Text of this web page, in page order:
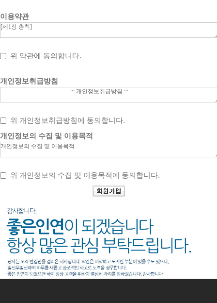
이용약관
위 약관에 동의합니다.
개인정보취급방침
위 개인정보취급방침에 동의합니다.
개인정보의 수집 및 이용목적
위 개인정보의 수집 및 이용목적에 동의합니다.